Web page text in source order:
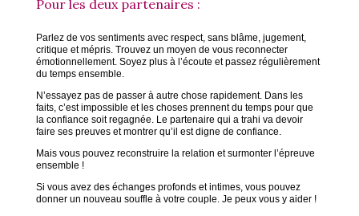
Pour les deux partenaires :
Parlez de vos sentiments avec respect, sans blâme, jugement,
critique et mépris. Trouvez un moyen de vous reconnecter
émotionnellement. Soyez plus à l’écoute et passez régulièrement
du temps ensemble.
N’essayez pas de passer à autre chose rapidement. Dans les
faits, c’est impossible et les choses prennent du temps pour que
la confiance soit regagnée. Le partenaire qui a trahi va devoir
faire ses preuves et montrer qu’il est digne de confiance.
Mais vous pouvez reconstruire la relation et surmonter l’épreuve
ensemble !
Si vous avez des échanges profonds et intimes, vous pouvez
donner un nouveau souffle à votre couple. Je peux vous y aider !